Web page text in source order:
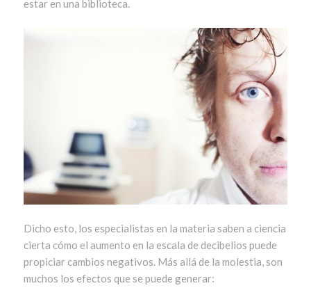
estar en una biblioteca.
Dicho esto, los especialistas en la materia saben a ciencia
cierta cómo el aumento en la escala de decibelios puede
propiciar cambios negativos. Más allá de la molestia, son
muchos los efectos que se puede generar: